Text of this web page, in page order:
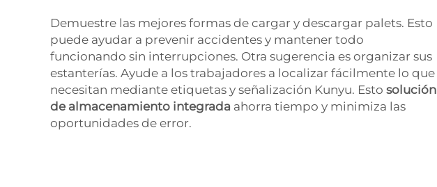
Demuestre las mejores formas de cargar y descargar palets. Esto
puede ayudar a prevenir accidentes y mantener todo
funcionando sin interrupciones. Otra sugerencia es organizar sus
estanterías. Ayude a los trabajadores a localizar fácilmente lo que
necesitan mediante etiquetas y señalización Kunyu. Esto solución
de almacenamiento integrada ahorra tiempo y minimiza las
oportunidades de error.